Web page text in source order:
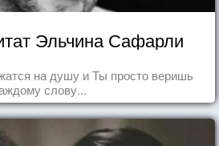
Эльчина Сафарли
на душу и Ты просто веришь
слову...